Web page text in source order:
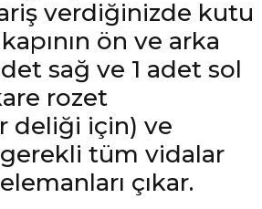
verdiğinizde kutu
ön ve arka
sağ ve 1 adet sol
rozet
deliği için) ve
tüm vidalar
çıkar.